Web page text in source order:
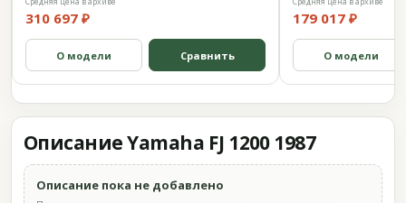
310 697 ₽
О модели Сравнить
179 017 ₽
О модели
Описание Yamaha FJ 1200 1987
Описание пока не добавлено